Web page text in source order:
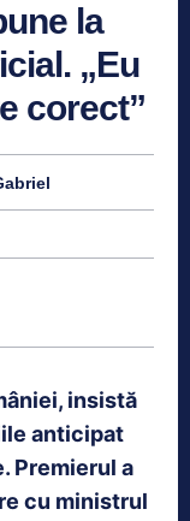
la
„Eu
corect”
insistă
anticipat
Premierul a
cu ministrul